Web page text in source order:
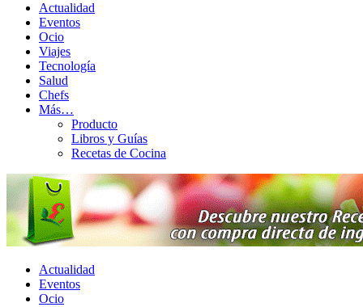
Actualidad
Eventos
Ocio
Viajes
Tecnología
Salud
Chefs
Más…
Producto
Libros y Guías
Recetas de Cocina
Actualidad
Eventos
Ocio